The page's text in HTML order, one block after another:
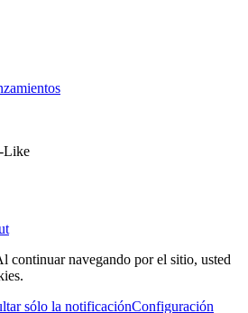
Like
continuar navegando por el sitio, usted
sólo la notificaciónConfiguración